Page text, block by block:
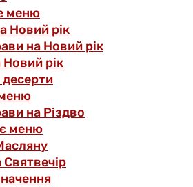
меню
Новий рік
на Новий рік
рік
десерти
на Різдво
меню